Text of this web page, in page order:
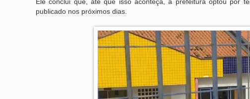
Ele conclui que, até que isso aconteça, a prefeitura optou por
publicado nos próximos dias.